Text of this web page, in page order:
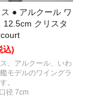
● アルクール ワ
12.5cm クリスタ
込)
、アルクール、いわ
モデルのワイングラ
。
径 7cm